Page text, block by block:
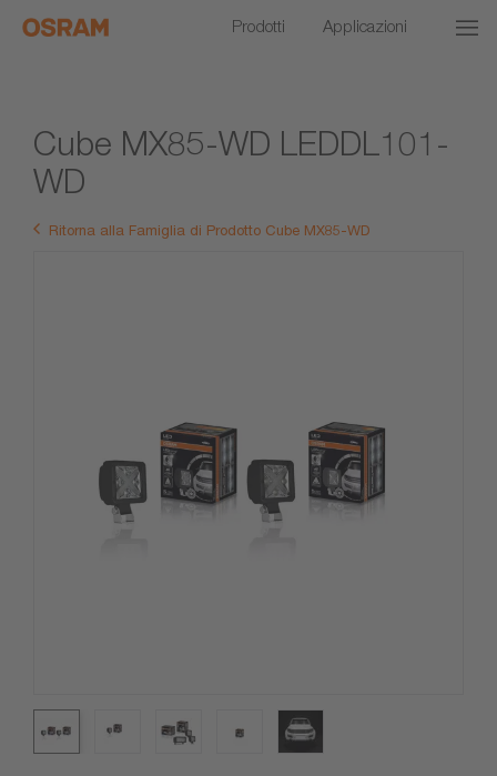
Prodotti Applicazioni
Cube MX85-WD LEDDL101-
WD
Ritorna alla Famiglia di Prodotto Cube MX85-WD